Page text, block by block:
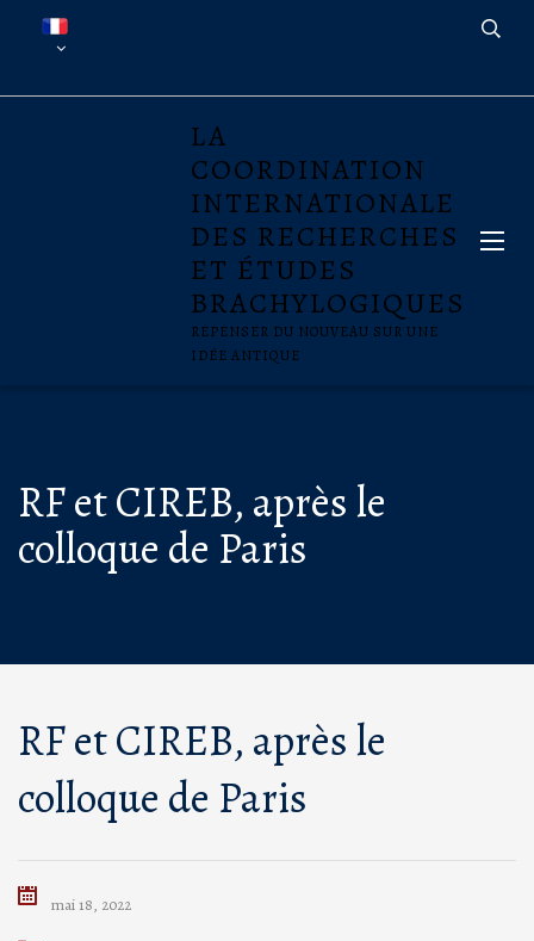
LA
COORDINATION
INTERNATIONALE
DES RECHERCHES
ET ÉTUDES
BRACHYLOGIQUES
REPENSER DU NOUVEAU SUR UNE
IDÉE ANTIQUE
RF et CIREB, après le
colloque de Paris
RF et CIREB, après le
colloque de Paris
mai 18, 2022